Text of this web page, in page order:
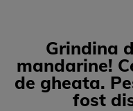
Grindina
mandarine!
de gheata.
fost